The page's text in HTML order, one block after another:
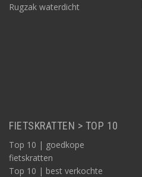
Rugzak waterdicht
FIETSKRATTEN > TOP 10
Top 10 | goedkope
fietskratten
Top 10 | best verkochte